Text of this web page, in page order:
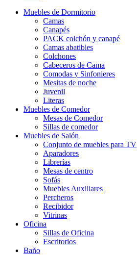
Muebles de Dormitorio
Camas
Canapés
PACK colchón y canapé
Camas abatibles
Colchones
Cabeceros de Cama
Comodas y Sinfonieres
Mesitas de noche
Juvenil
Literas
Muebles de Comedor
Mesas de Comedor
Sillas de comedor
Muebles de Salón
Conjunto de muebles para TV
Aparadores
Librerías
Mesas de centro
Sofás
Muebles Auxiliares
Percheros
Recibidor
Vitrinas
Oficina
Sillas de Oficina
Escritorios
Baño